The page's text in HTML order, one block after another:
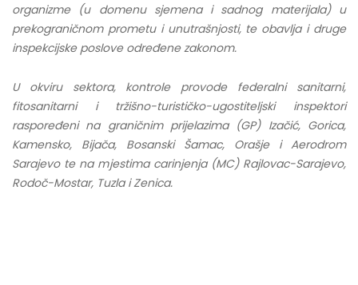
organizme (u domenu sjemena i sadnog materijala) u
prekograničnom prometu i unutrašnjosti, te obavlja i druge
inspekcijske poslove određene zakonom.
U okviru sektora, kontrole provode federalni sanitarni,
fitosanitarni i tržišno-turističko-ugostiteljski inspektori
raspoređeni na graničnim prijelazima (GP) Izačić, Gorica,
Kamensko, Bijača, Bosanski Šamac, Orašje i Aerodrom
Sarajevo te na mjestima carinjenja (MC) Rajlovac-Sarajevo,
Rodoč-Mostar, Tuzla i Zenica.